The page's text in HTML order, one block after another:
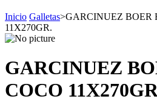
Inicio Galletas>GARCINUEZ BOER
11X270GR.
GARCINUEZ
COCO